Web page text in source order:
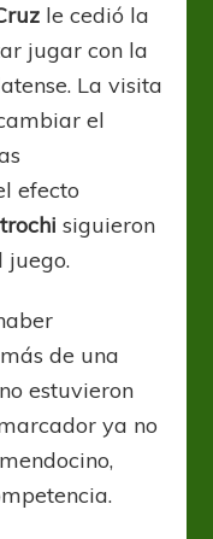
le cedió la
jugar con la
La visita
el
efecto
siguieron
juego.
de una
estuvieron
ya no